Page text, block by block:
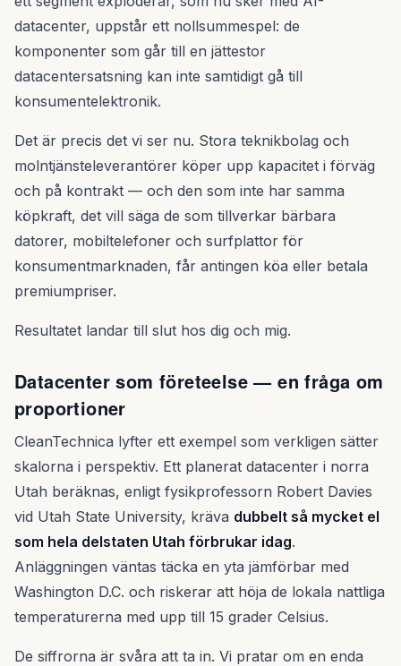
datacenter, uppstår ett nollsummespel: de
komponenter som går till en jättestor
datacentersatsning kan inte samtidigt gå till
konsumentelektronik.
Det är precis det vi ser nu. Stora teknikbolag och
molntjänsteleverantörer köper upp kapacitet i förväg
och på kontrakt — och den som inte har samma
köpkraft, det vill säga de som tillverkar bärbara
datorer, mobiltelefoner och surfplattor för
konsumentmarknaden, får antingen köa eller betala
premiumpriser.
Resultatet landar till slut hos dig och mig.
Datacenter som företeelse — en fråga om
proportioner
CleanTechnica lyfter ett exempel som verkligen sätter
skalorna i perspektiv. Ett planerat datacenter i norra
Utah beräknas, enligt fysikprofessorn Robert Davies
vid Utah State University, kräva dubbelt så mycket el
som hela delstaten Utah förbrukar idag.
Anläggningen väntas täcka en yta jämförbar med
Washington D.C. och riskerar att höja de lokala nattliga
temperaturerna med upp till 15 grader Celsius.
De siffrorna är svåra att ta in. Vi pratar om en enda